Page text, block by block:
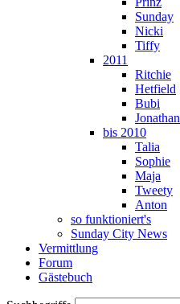
Sunday
Nicki
Tiffy
2011
Ritchie
Hetfield
Bubi
Jonathan
bis 2010
Talia
Sophie
Maja
Tweety
Anton
so funktioniert's
Sunday City News
Vermittlung
Forum
Gästebuch